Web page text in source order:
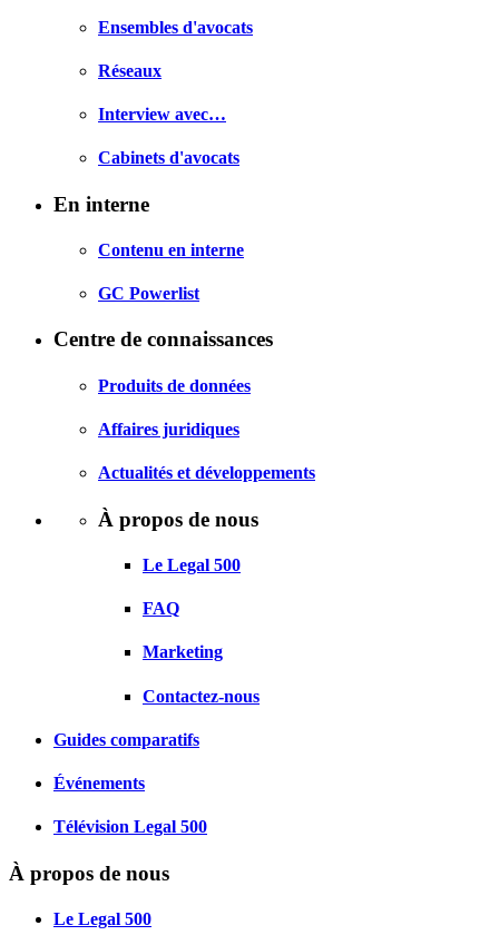
Ensembles d'avocats
Réseaux
Interview avec…
Cabinets d'avocats
En interne
Contenu en interne
GC Powerlist
Centre de connaissances
Produits de données
Affaires juridiques
Actualités et développements
À propos de nous
Le Legal 500
FAQ
Marketing
Contactez-nous
Guides comparatifs
Événements
Télévision Legal 500
À propos de nous
Le Legal 500